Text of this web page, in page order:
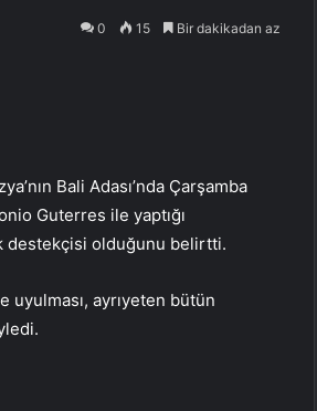
0 15 Bir dakikadan az
Bali Adası’nda Çarşamba
Guterres ile yaptığı
destekçisi olduğunu belirtti.
uyulması, ayrıyeten bütün